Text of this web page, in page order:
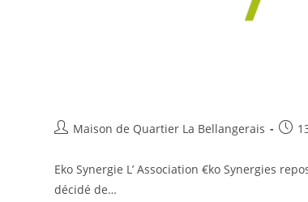
Auteur/autrice
la
publication :
Maison de Quartier La Bellangerais
Eko Synergie L’ Association €ko Synergies
décidé de…